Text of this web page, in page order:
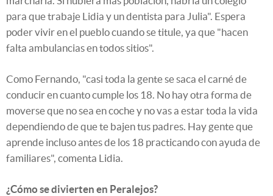
para que trabaje Lidia y un dentista para Julia". Espera
poder vivir en el pueblo cuando se titule, ya que "hacen
falta ambulancias en todos sitios".
Como Fernando, "casi toda la gente se saca el carné de
conducir en cuanto cumple los 18. No hay otra forma de
moverse que no sea en coche y no vas a estar toda la vida
dependiendo de que te bajen tus padres. Hay gente que
aprende incluso antes de los 18 practicando con ayuda de
familiares", comenta Lidia.
¿Cómo se divierten en Peralejos?